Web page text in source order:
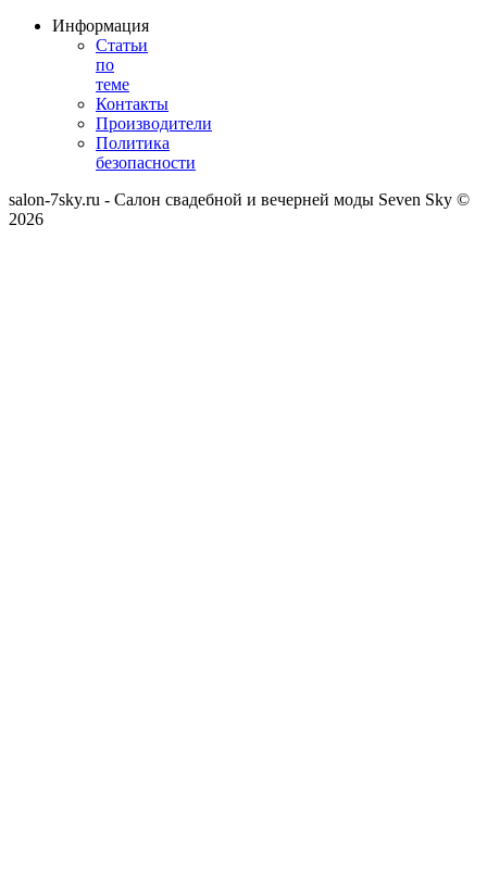
Информация
Статьи
по
теме
Контакты
Производители
Политика
безопасности
salon-7sky.ru - Салон свадебной и вечерней моды Seven Sky ©
2026